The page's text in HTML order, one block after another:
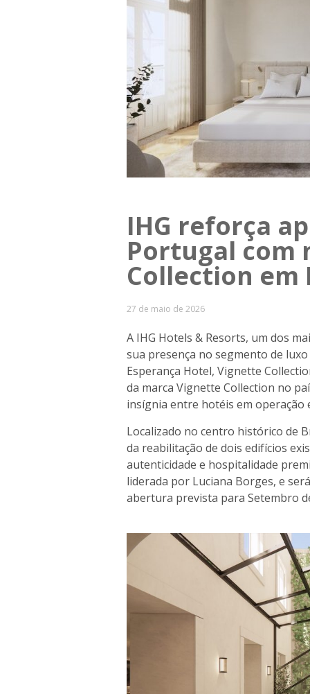
IHG reforça
Portugal com
Collection em
27 de maio de 2026
A IHG Hotels & Resorts, um dos
sua presença no segmento de
Esperança Hotel, Vignette
da marca Vignette Collection no
insígnia entre hotéis em operação
Localizado no centro histórico de
da reabilitação de dois edifícios
autenticidade e hospitalidade
liderada por Luciana Borges, e
abertura prevista para Setembro